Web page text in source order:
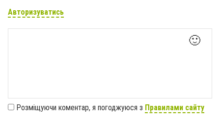
Авторизуватись
🙂
Розміщуючи коментар, я погоджуюся з Правилами сайту